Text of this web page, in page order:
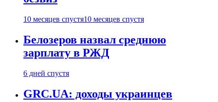
10 месяцев спустя10 месяцев спустя
Белозеров назвал среднюю
зарплату в РЖД
6 дней спустя
GRC.UA: доходы украинцев